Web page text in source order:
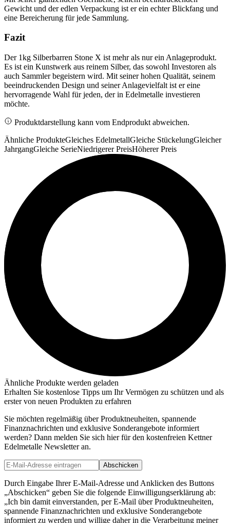
Gewicht und der edlen Verpackung ist er ein echter Blickfang und
eine Bereicherung für jede Sammlung.
Fazit
Der 1kg Silberbarren Stone X ist mehr als nur ein Anlageprodukt.
Es ist ein Kunstwerk aus reinem Silber, das sowohl Investoren als
auch Sammler begeistern wird. Mit seiner hohen Qualität, seinem
beeindruckenden Design und seiner Anlagevielfalt ist er eine
hervorragende Wahl für jeden, der in Edelmetalle investieren
möchte.
Produktdarstellung kann vom Endprodukt abweichen.
Ähnliche ProdukteGleiches EdelmetallGleiche StückelungGleicher
JahrgangGleiche SerieNiedrigerer PreisHöherer Preis
Ähnliche Produkte werden geladen
Erhalten Sie kostenlose Tipps um Ihr Vermögen zu schützen und als
erster von neuen Produkten zu erfahren
Sie möchten regelmäßig über Produktneuheiten, spannende
Finanznachrichten und exklusive Sonderangebote informiert
werden? Dann melden Sie sich hier für den kostenfreien Kettner
Edelmetalle Newsletter an.
Abschicken
Durch Eingabe Ihrer E-Mail-Adresse und Anklicken des Buttons
„Abschicken“ geben Sie die folgende Einwilligungserklärung ab:
„Ich bin damit einverstanden, per E-Mail über Produktneuheiten,
spannende Finanznachrichten und exklusive Sonderangebote
informiert zu werden und willige daher in die Verarbeitung meiner